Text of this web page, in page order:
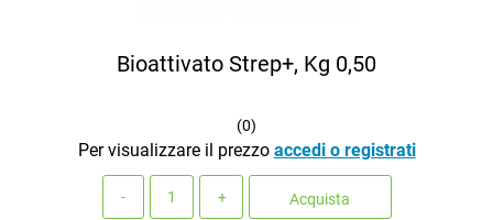
Bioattivato Strep+, Kg 0,50
(0)
Per visualizzare il prezzo accedi o registrati
Acquista